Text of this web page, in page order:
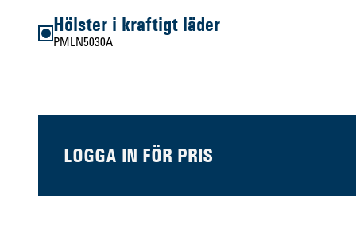
Hölster i kraftigt läder
PMLN5030A
LOGGA IN FÖR PRIS